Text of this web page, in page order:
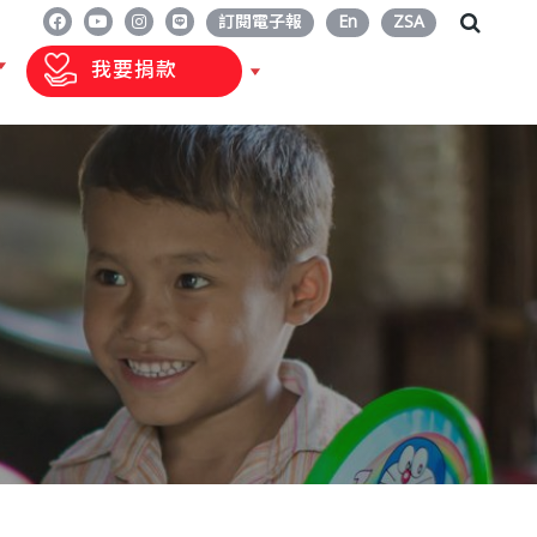
訂閱電子報 En ZSA
我要捐款